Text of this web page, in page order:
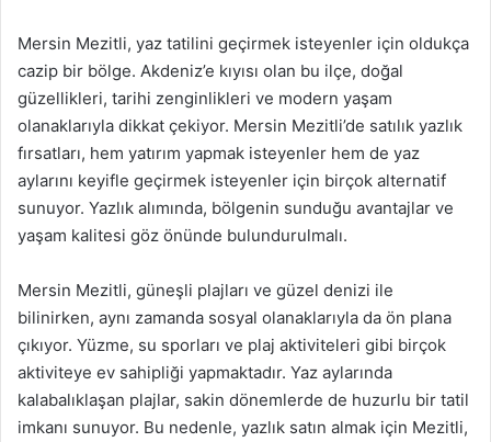
Mersin Mezitli, yaz tatilini geçirmek isteyenler için oldukça
cazip bir bölge. Akdeniz’e kıyısı olan bu ilçe, doğal
güzellikleri, tarihi zenginlikleri ve modern yaşam
olanaklarıyla dikkat çekiyor. Mersin Mezitli’de satılık yazlık
fırsatları, hem yatırım yapmak isteyenler hem de yaz
aylarını keyifle geçirmek isteyenler için birçok alternatif
sunuyor. Yazlık alımında, bölgenin sunduğu avantajlar ve
yaşam kalitesi göz önünde bulundurulmalı.
Mersin Mezitli, güneşli plajları ve güzel denizi ile
bilinirken, aynı zamanda sosyal olanaklarıyla da ön plana
çıkıyor. Yüzme, su sporları ve plaj aktiviteleri gibi birçok
aktiviteye ev sahipliği yapmaktadır. Yaz aylarında
kalabalıklaşan plajlar, sakin dönemlerde de huzurlu bir tatil
imkanı sunuyor. Bu nedenle, yazlık satın almak için Mezitli,